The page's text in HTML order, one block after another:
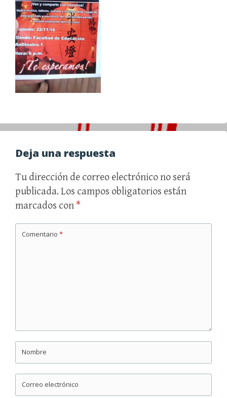
Deja una respuesta
Tu dirección de correo electrónico no será
publicada. Los campos obligatorios están
marcados con *
Comentario *
Nombre
Correo electrónico